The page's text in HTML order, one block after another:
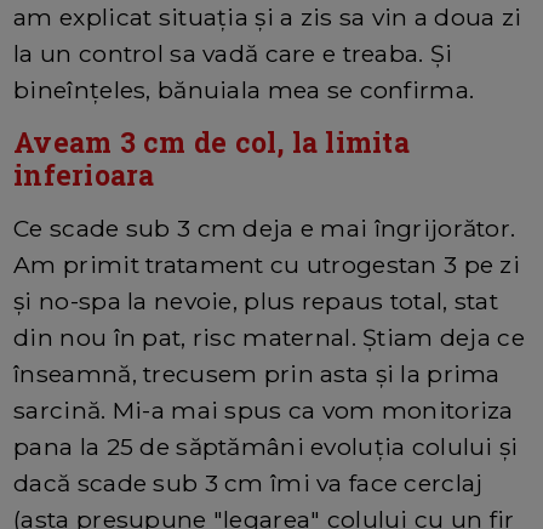
am explicat situația și a zis sa vin a doua zi
la un control sa vadă care e treaba. Și
bineînțeles, bănuiala mea se confirma.
Aveam 3 cm de col, la limita
inferioara
Ce scade sub 3 cm deja e mai îngrijorător.
Am primit tratament cu utrogestan 3 pe zi
și no-spa la nevoie, plus repaus total, stat
din nou în pat, risc maternal. Știam deja ce
înseamnă, trecusem prin asta și la prima
sarcină. Mi-a mai spus ca vom monitoriza
pana la 25 de săptămâni evoluția colului și
dacă scade sub 3 cm îmi va face cerclaj
(asta presupune "legarea" colului cu un fir